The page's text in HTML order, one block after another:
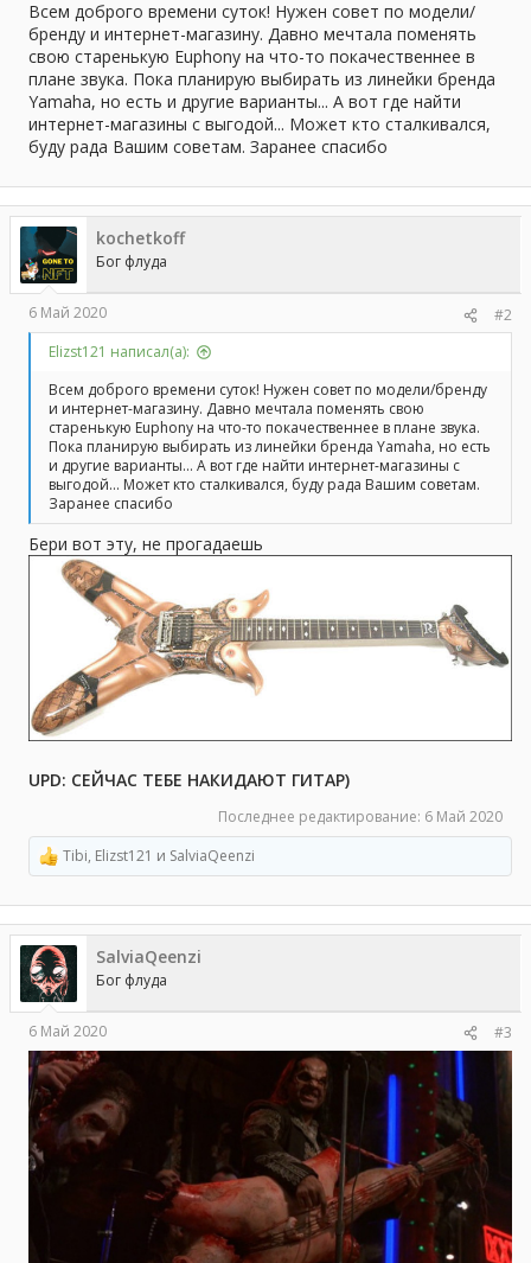
Всем доброго времени суток! Нужен совет по модели/
бренду и интернет-магазину. Давно мечтала поменять
свою старенькую Euphony на что-то покачественнее в
плане звука. Пока планирую выбирать из линейки бренда
Yamaha, но есть и другие варианты... А вот где найти
интернет-магазины с выгодой... Может кто сталкивался,
буду рада Вашим советам. Заранее спасибо
kochetkoff
Бог флуда
6 Май 2020
#2
Elizst121 написал(а):
Всем доброго времени суток! Нужен совет по модели/бренду
и интернет-магазину. Давно мечтала поменять свою
старенькую Euphony на что-то покачественнее в плане звука.
Пока планирую выбирать из линейки бренда Yamaha, но есть
и другие варианты... А вот где найти интернет-магазины с
выгодой... Может кто сталкивался, буду рада Вашим советам.
Заранее спасибо
Бери вот эту, не прогадаешь
UPD: СЕЙЧАС ТЕБЕ НАКИДАЮТ ГИТАР)
Последнее редактирование: 6 Май 2020
Р
е
а
к
ц
и
и
:
Tibi, Elizst121 и SalviaQeenzi
SalviaQeenzi
Бог флуда
6 Май 2020 #3